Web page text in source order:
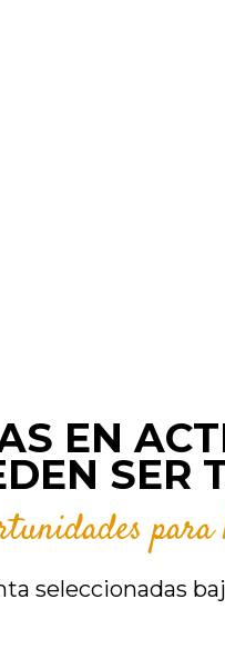
EN
SER
seleccionadas